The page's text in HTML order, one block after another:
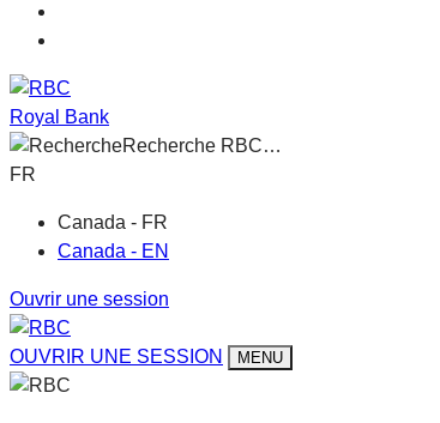
Royal Bank
Recherche RBC…
FR
Canada - FR
Canada - EN
Ouvrir une session
OUVRIR UNE SESSION MENU